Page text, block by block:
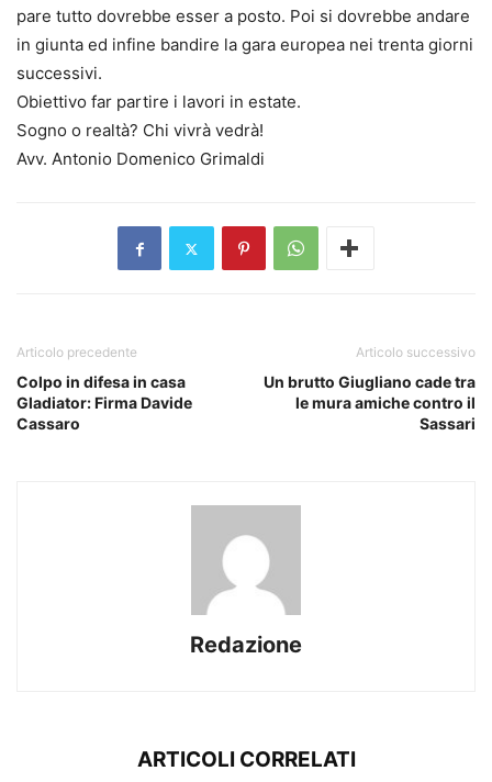
pare tutto dovrebbe esser a posto. Poi si dovrebbe andare
in giunta ed infine bandire la gara europea nei trenta giorni
successivi.
Obiettivo far partire i lavori in estate.
Sogno o realtà? Chi vivrà vedrà!
Avv. Antonio Domenico Grimaldi
Articolo precedente
Colpo in difesa in casa
Gladiator: Firma Davide
Cassaro
Articolo successivo
Un brutto Giugliano cade tra
le mura amiche contro il
Sassari
Redazione
ARTICOLI CORRELATI